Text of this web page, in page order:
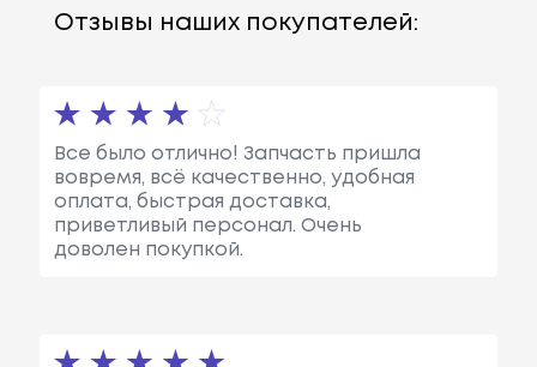
Отзывы наших покупателей:
Все было отлично! Запчасть пришла
вовремя, всё качественно, удобная
оплата, быстрая доставка,
приветливый персонал. Очень
доволен покупкой.